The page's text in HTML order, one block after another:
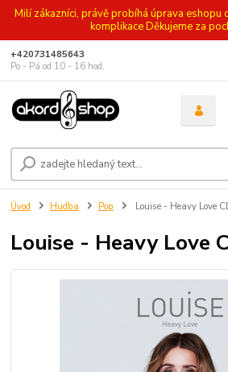
Milí zákazníci, právě probíhá úprava eshopu
komplikace Děkujeme za
+420731485643
Po - Pá od 10 - 16 hod.
Úvod Hudba Pop Louise - Heavy Love
Louise - Heavy Love